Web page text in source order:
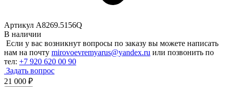
Артикул A8269.5156Q
В наличии
Если у вас возникнут вопросы по заказу вы можете написать
нам на почту mirovoevremyarus@yandex.ru или позвонить по
тел: +7 920 620 00 90
Задать вопрос
21 000 ₽